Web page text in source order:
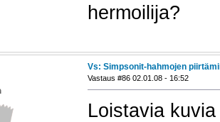
hermoilija?
Vs: Simpsonit-hahmojen
Vastaus #86 02.01.08 - 16:52
Loistavia